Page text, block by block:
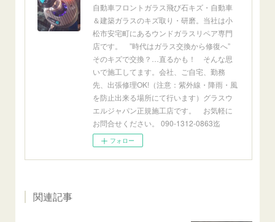
自動車フロントガラス飛び石キズ・自動車
＆建築ガラスのキズ取り・研磨。当社は小
松市安宅町にあるウンドガラスリペア専門
店です。 ”時代はガラス交換から修復へ”
そのキズで交換？…直るかも！ そんな思
いで施工してます。会社、ご自宅、勤務
先、出張修理OK!（注意：紫外線・降雨・風
を防止出来る場所にて行います）グラスウ
エルジャパン正規施工店です。 お気軽に
お問合せください。 090-1312-0863迄
フォロー
関連記事